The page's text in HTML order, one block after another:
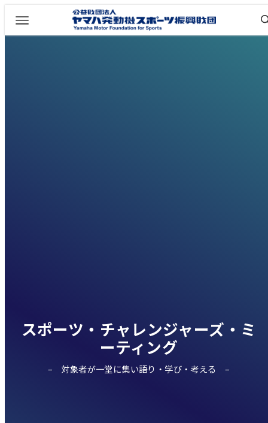
スポーツ・チャレンジャーズ・ミ
ーティング
対象者が一堂に集い語り・学び・考える